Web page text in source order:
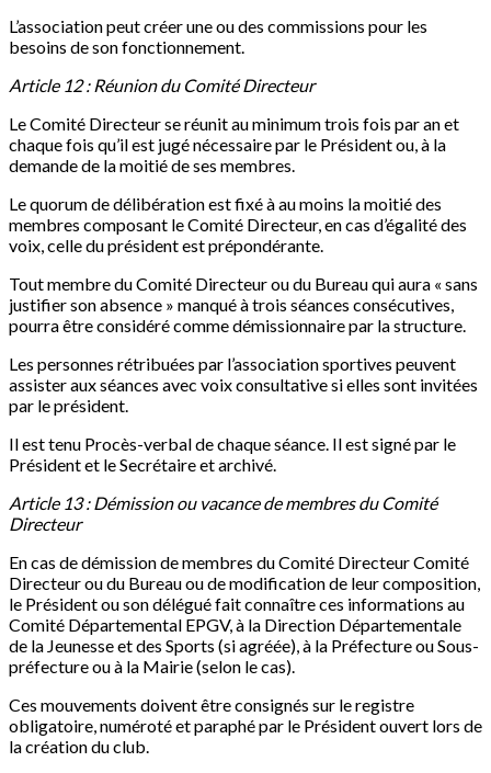
L’association peut créer une ou des commissions pour les
besoins de son fonctionnement.
Article 12 : Réunion du Comité Directeur
Le Comité Directeur se réunit au minimum trois fois par an et
chaque fois qu’il est jugé nécessaire par le Président ou, à la
demande de la moitié de ses membres.
Le quorum de délibération est fixé à au moins la moitié des
membres composant le Comité Directeur, en cas d’égalité des
voix, celle du président est prépondérante.
Tout membre du Comité Directeur ou du Bureau qui aura « sans
justifier son absence » manqué à trois séances consécutives,
pourra être considéré comme démissionnaire par la structure.
Les personnes rétribuées par l’association sportives peuvent
assister aux séances avec voix consultative si elles sont invitées
par le président.
Il est tenu Procès-verbal de chaque séance. Il est signé par le
Président et le Secrétaire et archivé.
Article 13 : Démission ou vacance de membres du Comité
Directeur
En cas de démission de membres du Comité Directeur Comité
Directeur ou du Bureau ou de modification de leur composition,
le Président ou son délégué fait connaître ces informations au
Comité Départemental EPGV, à la Direction Départementale
de la Jeunesse et des Sports (si agréée), à la Préfecture ou Sous-
préfecture ou à la Mairie (selon le cas).
Ces mouvements doivent être consignés sur le registre
obligatoire, numéroté et paraphé par le Président ouvert lors de
la création du club.